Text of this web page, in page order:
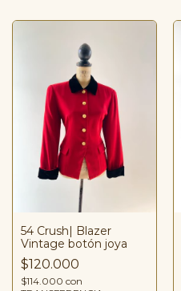
54 Crush| Blazer
Vintage botón joya
$120.000
$114.000 con